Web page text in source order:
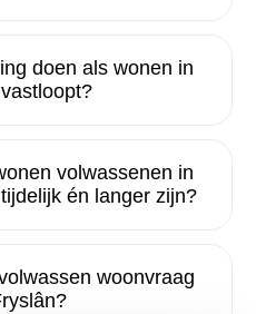
doen als wonen in
volwassenen in
én langer zijn?
woonvraag